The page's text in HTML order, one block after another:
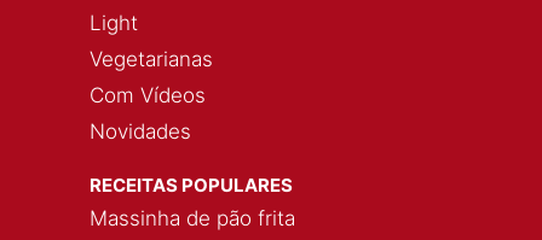
Light
Vegetarianas
Com Vídeos
Novidades
RECEITAS POPULARES
Massinha de pão frita